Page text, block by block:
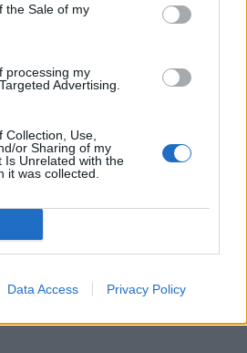
the Sale of my
processing my
Advertising.
Use,
or Sharing of my
Is Unrelated with the
it was collected.
Data Access Privacy Policy